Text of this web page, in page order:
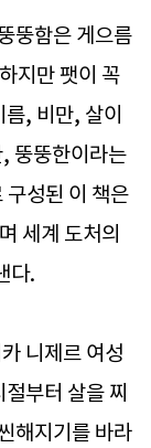
뚱함은 게으름
지만 팻이 꼭
, 비만, 살이
뚱뚱한이라는
성된 이 책은
세계 도처의
다.
니제르 여성
부터 살을 찌
해지기를 바라